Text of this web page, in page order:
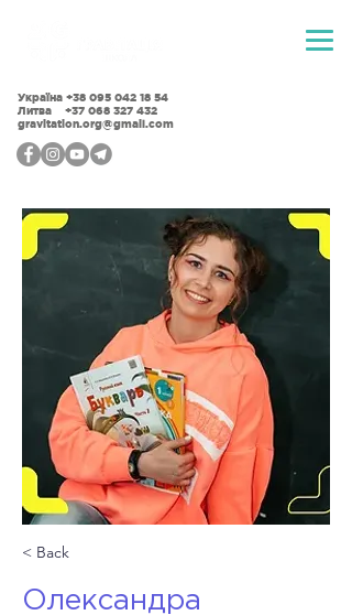
Україна +38 095 042 18 54
Литва +37 068 327 432
gravitation.org@gmail.com
< Back
Олександра